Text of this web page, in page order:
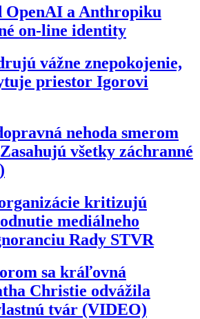
OpenAI a Anthropiku
on-line identity
vážne znepokojenie,
priestor Igorovi
nehoda smerom
všetky záchranné
kritizujú
mediálneho
Rady STVR
sa kráľovná
Christie odvážila
tvár (VIDEO)